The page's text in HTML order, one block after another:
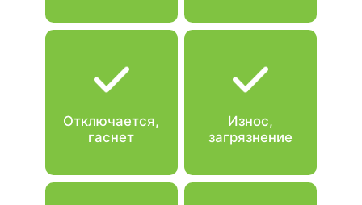
Отключается,
гаснет
Износ,
загрязнение